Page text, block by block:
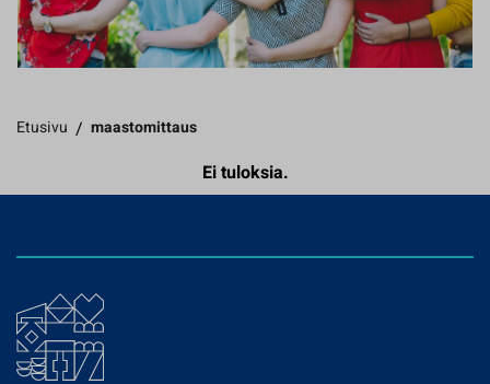
Etusivu / maastomittaus
Ei tuloksia.